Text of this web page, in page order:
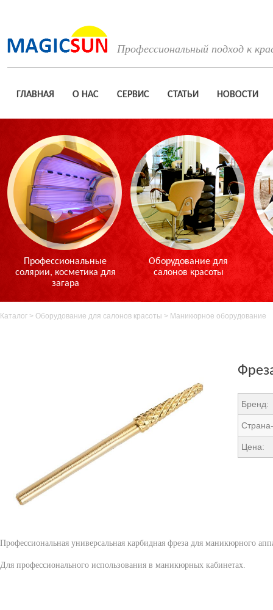
Профессиональный подход к
ГЛАВНАЯ О НАС СЕРВИС СТАТЬИ НОВОСТИ
Профессиональные
солярии, косметика для
загара
Оборудование для
салонов красоты
Каталог > Оборудование для салонов красоты > Маникюрное оборудование
Бренд:
Цена:
Профессиональная универсальная карбидная фреза для маникюрного
Для профессионального использования в маникюрных кабинетах.